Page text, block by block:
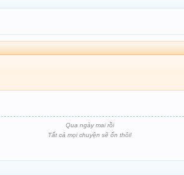
Qua ngày mai rồi
Tất cả mọi chuyện sẽ ổn thôi!